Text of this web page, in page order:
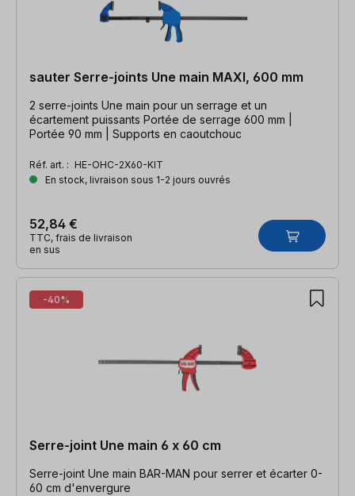
sauter Serre-joints Une main MAXI, 600 mm
2 serre-joints Une main pour un serrage et un
écartement puissants Portée de serrage 600 mm |
Portée 90 mm | Supports en caoutchouc
Réf. art. : HE-OHC-2X60-KIT
En stock, livraison sous 1-2 jours ouvrés
52,84 €
TTC, frais de livraison
en sus
-40%
Serre-joint Une main 6 x 60 cm
Serre-joint Une main BAR-MAN pour serrer et écarter 0-
60 cm d'envergure